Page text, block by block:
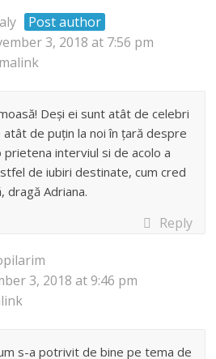
Post author
3, 2018 at 7:56 pm
Deși ei sunt atât de celebri
de puțin la noi în țară despre
interviul si de acolo a
de iubiri destinate, cum cred
dragă Adriana.
Reply
3, 2018 at 9:46 pm
s-a potrivit de bine pe tema de